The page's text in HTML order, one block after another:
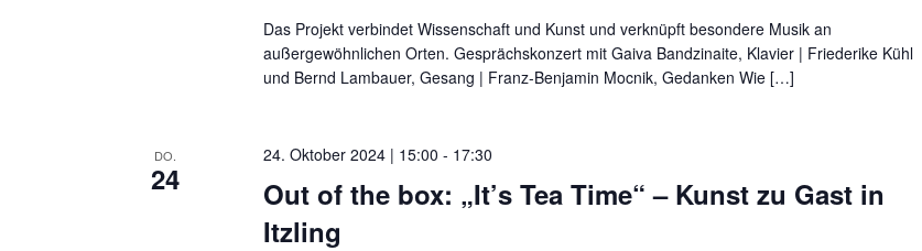
Das Projekt verbindet Wissenschaft und Kunst und verknüpft besondere Musik an
außergewöhnlichen Orten. Gesprächskonzert mit Gaiva Bandzinaite, Klavier | Friederike Kühl
und Bernd Lambauer, Gesang | Franz-Benjamin Mocnik, Gedanken Wie […]
DO.
24
Out of the box: „It’s Tea Time“ – Kunst zu Gast in
Itzling
24. Oktober 2024 | 15:00 - 17:30